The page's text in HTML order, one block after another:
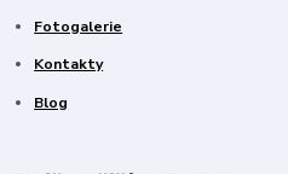
Fotogalerie
Kontakty
Blog